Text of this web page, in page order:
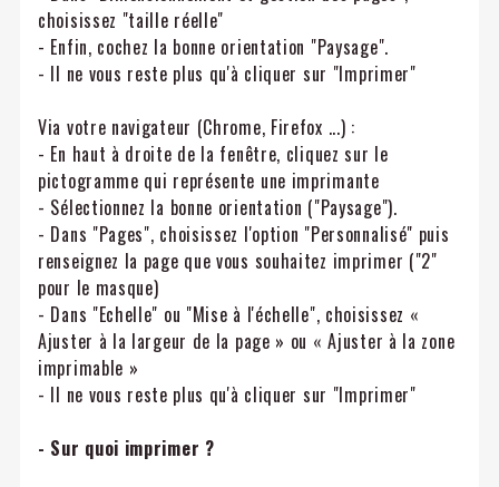
choisissez "taille réelle"
- Enfin, cochez la bonne orientation "Paysage".
- Il ne vous reste plus qu'à cliquer sur "Imprimer"
Via votre navigateur (Chrome, Firefox ...) :
- En haut à droite de la fenêtre, cliquez sur le
pictogramme qui représente une imprimante
- Sélectionnez la bonne orientation ("Paysage").
- Dans "Pages", choisissez l'option "Personnalisé" puis
renseignez la page que vous souhaitez imprimer ("2"
pour le masque)
- Dans "Echelle" ou "Mise à l'échelle", choisissez «
Ajuster à la largeur de la page » ou « Ajuster à la zone
imprimable »
- Il ne vous reste plus qu'à cliquer sur "Imprimer"
- Sur quoi imprimer ?